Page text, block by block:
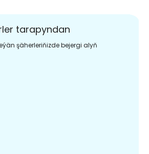
tarapyndan
şäherleriňizde bejergi alyň